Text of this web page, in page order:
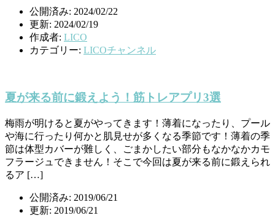
公開済み: 2024/02/22
更新: 2024/02/19
作成者: LICO
カテゴリー: LICOチャンネル
夏が来る前に鍛えよう！筋トレアプリ3選
梅雨が明けると夏がやってきます！薄着になったり、プール
や海に行ったり何かと肌見せが多くなる季節です！薄着の季
節は体型カバーが難しく、ごまかしたい部分もなかなかカモ
フラージュできません！そこで今回は夏が来る前に鍛えられ
るア […]
公開済み: 2019/06/21
更新: 2019/06/21